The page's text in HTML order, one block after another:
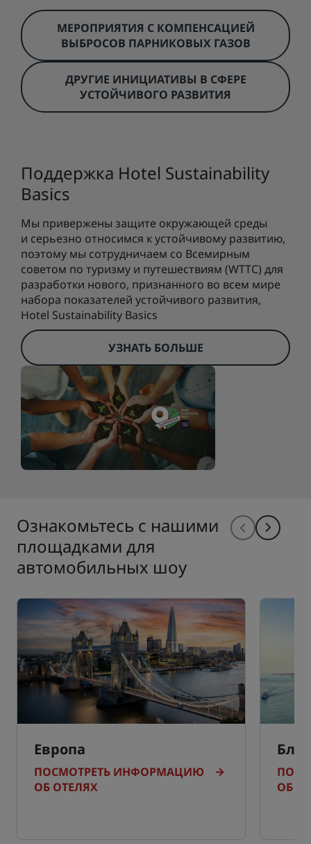
МЕРОПРИЯТИЯ С КОМПЕНСАЦИЕЙ
ВЫБРОСОВ ПАРНИКОВЫХ ГАЗОВ
ДРУГИЕ ИНИЦИАТИВЫ В СФЕРЕ
УСТОЙЧИВОГО РАЗВИТИЯ
Поддержка Hotel Sustainability
Basics
Мы привержены защите окружающей среды
и серьезно относимся к устойчивому развитию,
поэтому мы сотрудничаем со Всемирным
советом по туризму и путешествиям (WTTC) для
разработки нового, признанного во всем мире
набора показателей устойчивого развития,
Hotel Sustainability Basics
УЗНАТЬ БОЛЬШЕ
Ознакомьтесь с нашими
площадками для
автомобильных шоу
Европа
ПОСМОТРЕТЬ ИНФОРМАЦИЮ
ОБ ОТЕЛЯХ
ОБ